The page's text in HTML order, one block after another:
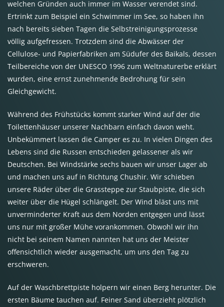
welchen Gründen auch immer im Wasser verendet sind.
Ertrinkt zum Beispiel ein Schwimmer im See, so haben ihn
nach bereits sieben Tagen die Selbstreinigungsprozesse
völlig aufgefressen. Trotzdem sind die Abwässer der
Cellulose- und Papierfabriken am Südufer des Baikals, dessen
Teilbereiche von der UNESCO 1996 zum Weltnaturerbe erklärt
wurden, eine ernst zunehmende Bedrohung für sein
Gleichgewicht.
Während des Frühstücks kommt starker Wind auf der die
Toilettenhäuser unserer Nachbarn einfach davon weht.
Unbekümmert lassen die Camper es zu. In vielen Dingen des
Lebens sind die Russen entschieden gelassener als wir
Deutschen. Bei Windstärke sechs bauen wir unser Lager ab
und machen uns auf in Richtung Chushir. Wir schieben
unsere Räder über die Grassteppe zur Staubpiste, die sich
weiter über die Hügel schlängelt. Der Wind bläst uns mit
unverminderter Kraft aus dem Norden entgegen und lässt
uns nur mit großer Mühe vorankommen. Obwohl wir ihn
nicht bei seinem Namen nannten hat uns der Meister
offensichtlich wieder ausgemacht, um uns den Tag zu
erschweren.
Auf der Waschbrettpiste holpern wir einen Berg herunter. Die
ersten Bäume tauchen auf. Feiner Sand überzieht plötzlich